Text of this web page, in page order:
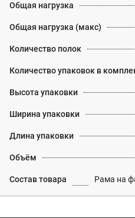
Общая нагрузка
Общая нагрузка (макс)
Количество полок
Количество упаковок в
Высота упаковки
Ширина упаковки
Длина упаковки
Объём
Состав товара Рама на